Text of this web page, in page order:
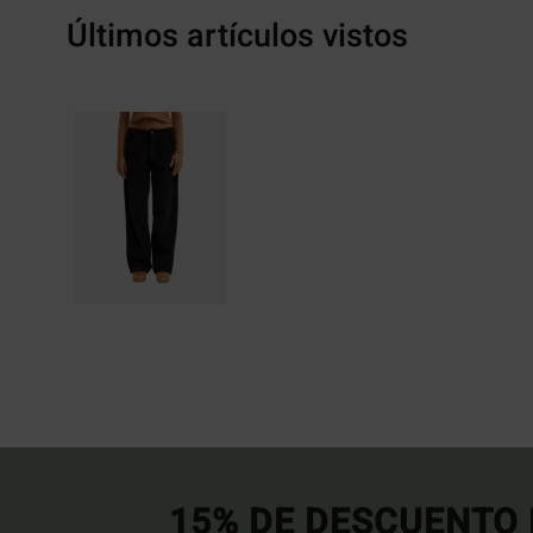
Últimos artículos vistos